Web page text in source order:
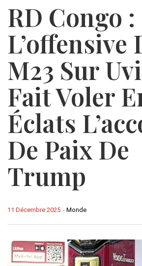
RD Congo :
L’offensive
M23 Sur
Fait Voler
Éclats
De Paix De
Trump
- Monde
11 Décembre 2025